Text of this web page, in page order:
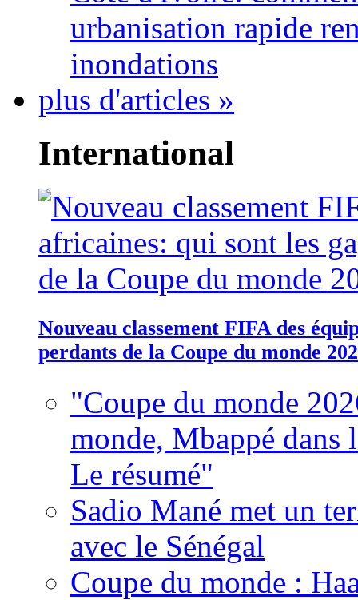
urbanisation rapide
inondations
plus d'articles »
International
Nouveau classement FIFA des
perdants de la Coupe du monde
"Coupe du monde
monde, Mbappé dans
Le résumé"
Sadio Mané met un
avec le Sénégal
Coupe du monde :